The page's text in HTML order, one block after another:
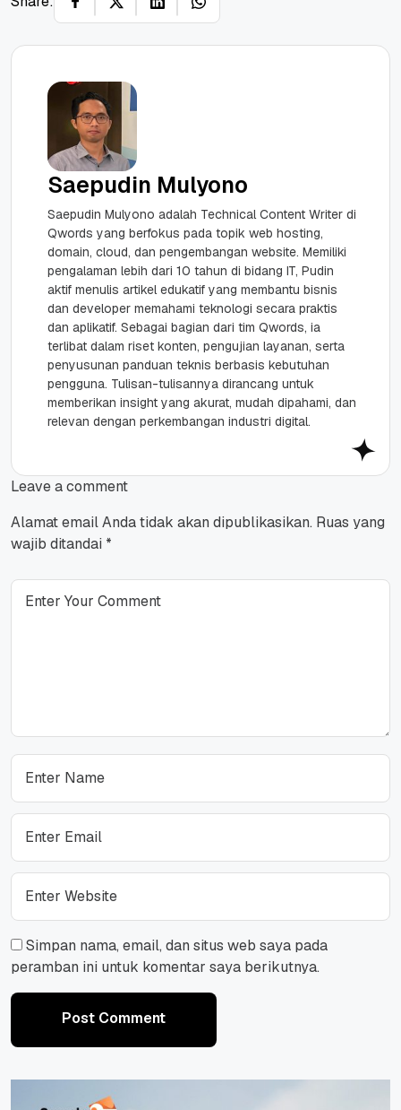
Saepudin Mulyono
Saepudin Mulyono adalah Technical Content Writer di
Qwords yang berfokus pada topik web hosting,
domain, cloud, dan pengembangan website. Memiliki
pengalaman lebih dari 10 tahun di bidang IT, Pudin
aktif menulis artikel edukatif yang membantu bisnis
dan developer memahami teknologi secara praktis
dan aplikatif. Sebagai bagian dari tim Qwords, ia
terlibat dalam riset konten, pengujian layanan, serta
penyusunan panduan teknis berbasis kebutuhan
pengguna. Tulisan-tulisannya dirancang untuk
memberikan insight yang akurat, mudah dipahami, dan
relevan dengan perkembangan industri digital.
Leave a comment
Alamat email Anda tidak akan dipublikasikan. Ruas yang
wajib ditandai *
Simpan nama, email, dan situs web saya pada
peramban ini untuk komentar saya berikutnya.
Post Comment